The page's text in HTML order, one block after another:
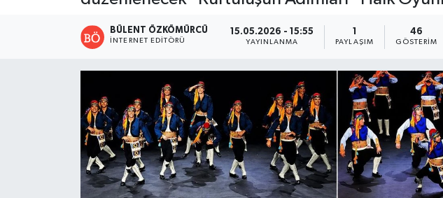
BÜLENT ÖZKÖMÜRCÜ
İNTERNET EDITÖRÜ
15.05.2026 - 15:55
YAYINLANMA
1
PAYLAŞIM
46
GÖSTERIM